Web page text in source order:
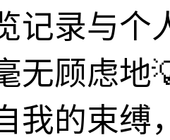
记录与个
无顾虑地
我的束缚